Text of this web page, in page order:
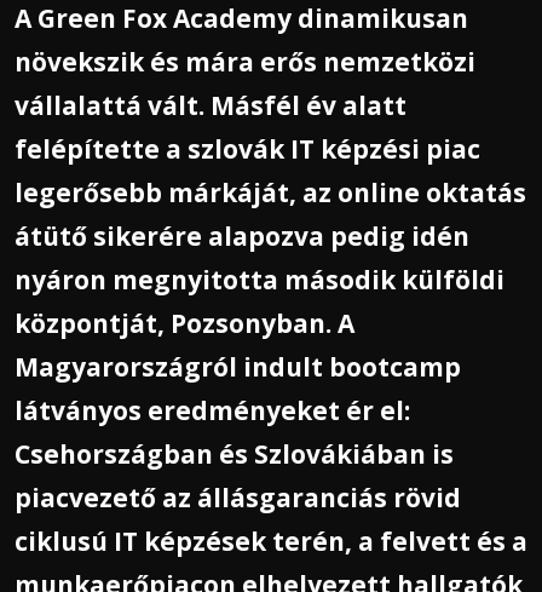
A Green Fox Academy dinamikusan
növekszik és mára erős nemzetközi
vállalattá vált. Másfél év alatt
felépítette a szlovák IT képzési piac
legerősebb márkáját, az online oktatás
átütő sikerére alapozva pedig idén
nyáron megnyitotta második külföldi
központját, Pozsonyban. A
Magyarországról indult bootcamp
látványos eredményeket ér el:
Csehországban és Szlovákiában is
piacvezető az állásgaranciás rövid
ciklusú IT képzések terén, a felvett és a
munkaerőpiacon elhelyezett hallgatók